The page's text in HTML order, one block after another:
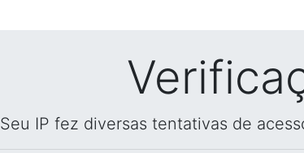
Seu IP fez diversas tentativas de